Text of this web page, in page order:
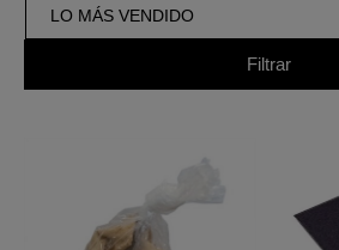
LO MÁS VENDIDO
Filtrar